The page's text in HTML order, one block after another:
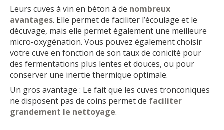
Leurs cuves à vin en béton à de nombreux
avantages. Elle permet de faciliter l’écoulage et le
décuvage, mais elle permet également une meilleure
micro-oxygénation. Vous pouvez également choisir
votre cuve en fonction de son taux de conicité pour
des fermentations plus lentes et douces, ou pour
conserver une inertie thermique optimale.
Un gros avantage : Le fait que les cuves tronconiques
ne disposent pas de coins permet de faciliter
grandement le nettoyage.